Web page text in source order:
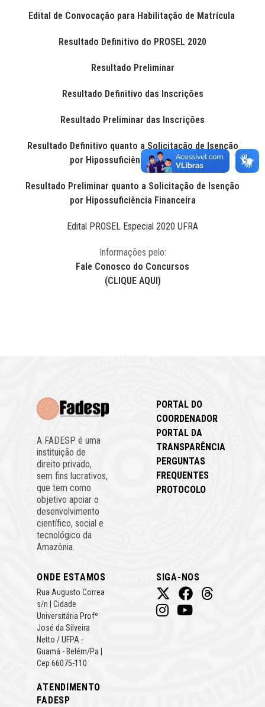
Edital de Convocação para Habilitação de Matrícula
Resultado Definitivo do PROSEL 2020
Resultado Preliminar
Resultado Definitivo das Inscrições
Resultado Preliminar das Inscrições
Resultado Definitivo quanto a Solicitação de Isenção
por Hipossuficiência Financeira
Resultado Preliminar quanto a Solicitação de Isenção
por Hipossuficiência Financeira
Edital PROSEL Especial 2020 UFRA
Informações pelo:
Fale Conosco do Concursos
(CLIQUE AQUI)
A FADESP é uma
instituição de
direito privado,
sem fins lucrativos,
que tem como
objetivo apoiar o
desenvolvimento
científico, social e
tecnológico da
Amazônia.
PORTAL DO
COORDENADOR
PORTAL DA
TRANSPARÊNCIA
PERGUNTAS
FREQUENTES
PROTOCOLO
ONDE ESTAMOS
Rua Augusto Correa
s/n | Cidade
Universitária Profº
José da Silveira
Netto / UFPA -
Guamá - Belém/Pa |
Cep 66075-110
ATENDIMENTO
FADESP
SIGA-NOS